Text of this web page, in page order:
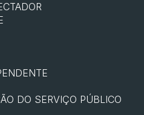
DO SERVIÇO PÚBLICO